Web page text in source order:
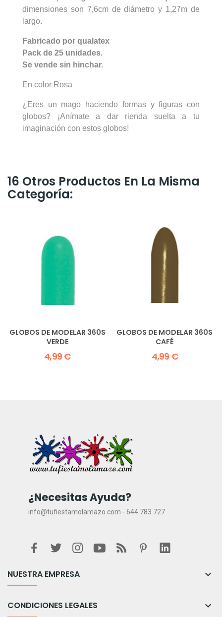
dimensiones son 7,6cm de diámetro y 1,27m de
largo.
Fabricado por qualatex
Pack de 25 unidades.
Se vende sin hinchar.
En color Rosa
¿Eres un mago haciendo formas y figuras con
globos? ¡Anímate a dar rienda suelta a tu
imaginación con estos globos!
16 Otros Productos En La Misma
Categoría:
GLOBOS DE MODELAR 360S
VERDE
4,99 €
GLOBOS DE MODELAR 360S
CAFÉ
4,99 €
¿Necesitas Ayuda?
info@tufiestamolamazo.com - 644 783 727
NUESTRA EMPRESA 
CONDICIONES LEGALES 